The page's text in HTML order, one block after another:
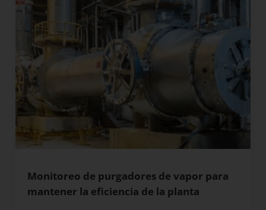
Monitoreo de purgadores de vapor para
mantener la eficiencia de la planta